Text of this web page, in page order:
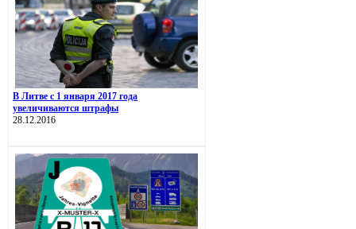
В Литве с 1 января 2017 года
увеличиваются штрафы
28.12.2016